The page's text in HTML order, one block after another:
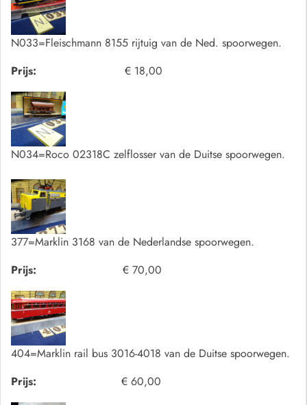
N033=Fleischmann 8155 rijtuig van de Ned. spoorwegen.
Prijs:
€ 18,00
N034=Roco 02318C zelflosser van de Duitse spoorwegen.
377=Marklin 3168 van de Nederlandse spoorwegen.
Prijs:
€ 70,00
404=Marklin rail bus 3016-4018 van de Duitse spoorwegen.
Prijs:
€ 60,00